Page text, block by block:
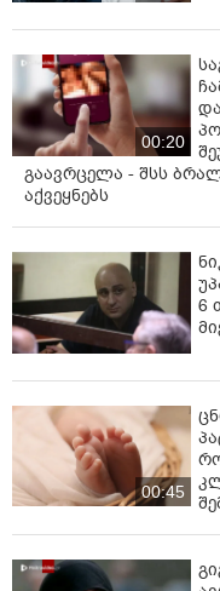
00:20
გაავრცელა - შსს
აქვეყნებს
6
00:45